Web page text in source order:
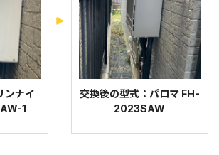
ンナイ
1
交換後の型式：パロマ FH-
2023SAW